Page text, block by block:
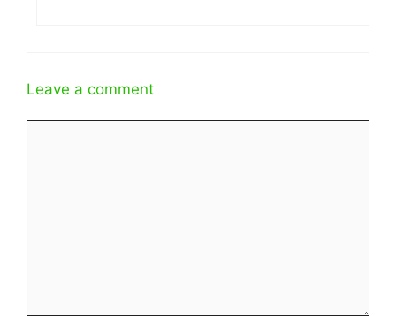
Leave a comment